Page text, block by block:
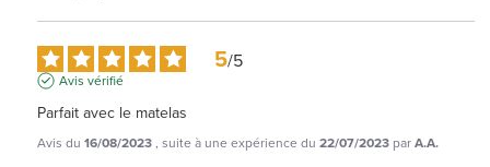
5/5
Avis vérifié
Parfait avec le matelas
Avis du 16/08/2023, suite à une expérience du 22/07/2023 parA.A.